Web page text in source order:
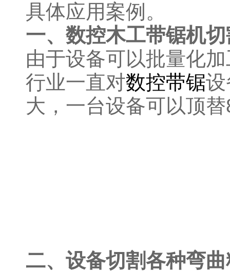
具体应用案例。
一、数控木工带锯机
由于设备可以批量化
行业一直对数控带锯
大，一台设备可以顶
二、设备切割各种弯